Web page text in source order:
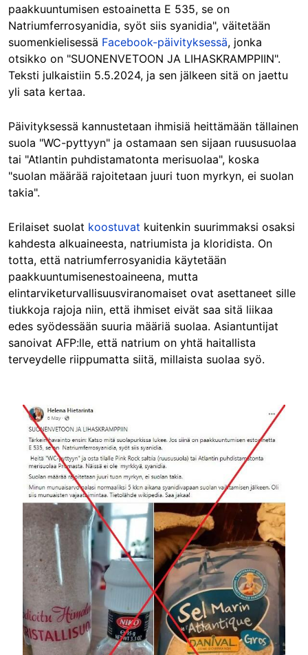
paakkuuntumisen estoainetta E 535, se on
Natriumferrosyanidia, syöt siis syanidia", väitetään
suomenkielisessä Facebook-päivityksessä, jonka
otsikko on "SUONENVETOON JA LIHASKRAMPPIIN".
Teksti julkaistiin 5.5.2024, ja sen jälkeen sitä on jaettu
yli sata kertaa.
Päivityksessä kannustetaan ihmisiä heittämään tällainen
suola "WC-pyttyyn" ja ostamaan sen sijaan ruususuolaa
tai "Atlantin puhdistamatonta merisuolaa", koska
"suolan määrää rajoitetaan juuri tuon myrkyn, ei suolan
takia".
Erilaiset suolat koostuvat kuitenkin suurimmaksi osaksi
kahdesta alkuaineesta, natriumista ja kloridista. On
totta, että natriumferrosyanidia käytetään
paakkuuntumisenestoaineena, mutta
elintarviketurvallisuusviranomaiset ovat asettaneet sille
tiukkoja rajoja niin, että ihmiset eivät saa sitä liikaa
edes syödessään suuria määriä suolaa. Asiantuntijat
sanoivat AFP:lle, että natrium on yhtä haitallista
terveydelle riippumatta siitä, millaista suolaa syö.
Image